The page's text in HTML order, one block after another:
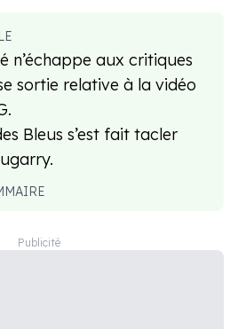
n’échappe aux critiques
sortie relative à la vidéo
Bleus s’est fait tacler